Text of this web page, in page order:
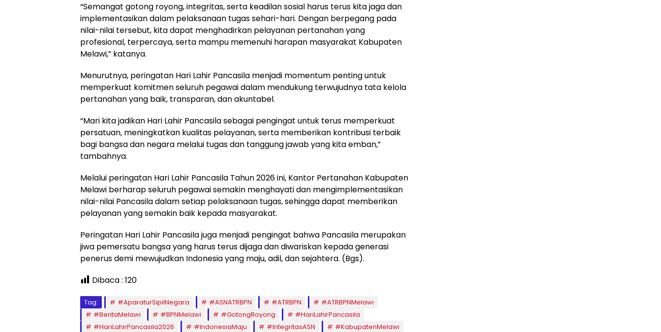
“Semangat gotong royong, integritas, serta keadilan sosial harus terus kita jaga dan
implementasikan dalam pelaksanaan tugas sehari-hari. Dengan berpegang pada
nilai-nilai tersebut, kita dapat menghadirkan pelayanan pertanahan yang
profesional, terpercaya, serta mampu memenuhi harapan masyarakat Kabupaten
Melawi,” katanya.
Menurutnya, peringatan Hari Lahir Pancasila menjadi momentum penting untuk
memperkuat komitmen seluruh pegawai dalam mendukung terwujudnya tata kelola
pertanahan yang baik, transparan, dan akuntabel.
“Mari kita jadikan Hari Lahir Pancasila sebagai pengingat untuk terus memperkuat
persatuan, meningkatkan kualitas pelayanan, serta memberikan kontribusi terbaik
bagi bangsa dan negara melalui tugas dan tanggung jawab yang kita emban,”
tambahnya.
Melalui peringatan Hari Lahir Pancasila Tahun 2026 ini, Kantor Pertanahan Kabupaten
Melawi berharap seluruh pegawai semakin menghayati dan mengimplementasikan
nilai-nilai Pancasila dalam setiap pelaksanaan tugas, sehingga dapat memberikan
pelayanan yang semakin baik kepada masyarakat.
Peringatan Hari Lahir Pancasila juga menjadi pengingat bahwa Pancasila merupakan
jiwa pemersatu bangsa yang harus terus dijaga dan diwariskan kepada generasi
penerus demi mewujudkan Indonesia yang maju, adil, dan sejahtera. (Bgs).
Dibaca : 120
Tag: #AparaturSipilNegara #ASNATRBPN #ATRBPN
#ATRBPNMelawi
#BeritaMelawi
#BPNMelawi #GotongRoyong
#HariLahirPancasila
#HariLahirPancasila2026
#IndonesiaMaju #IntegritasASN
#KabupatenMelawi